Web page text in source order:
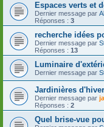
Espaces verts et
Dernier message par
Réponses : 3
recherche idées
Dernier message par
Réponses : 13
Luminaire
Dernier message par
Jardinières d'hiver
Dernier message par
Réponses : 2
Quel brise-vue